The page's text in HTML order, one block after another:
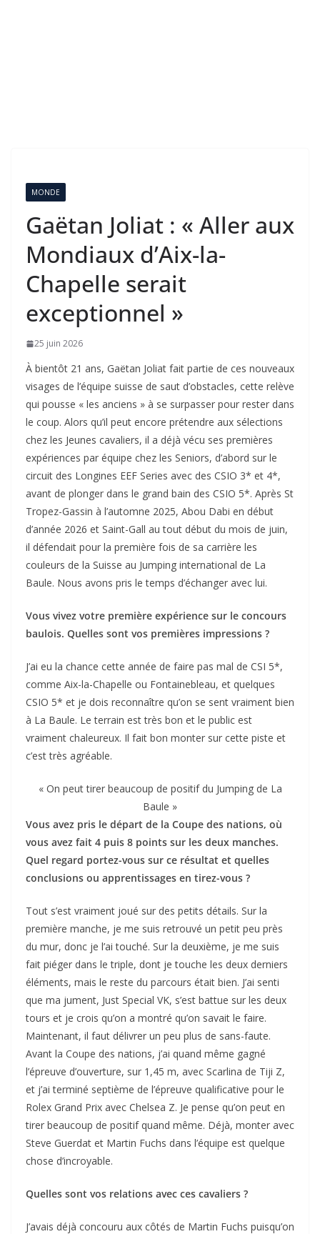
MONDE
Gaëtan Joliat : « Aller aux
Mondiaux d’Aix-la-
Chapelle serait
exceptionnel »
25 juin 2026
À bientôt 21 ans, Gaëtan Joliat fait partie de ces nouveaux
visages de l’équipe suisse de saut d’obstacles, cette relève
qui pousse « les anciens » à se surpasser pour rester dans
le coup. Alors qu’il peut encore prétendre aux sélections
chez les Jeunes cavaliers, il a déjà vécu ses premières
expériences par équipe chez les Seniors, d’abord sur le
circuit des Longines EEF Series avec des CSIO 3* et 4*,
avant de plonger dans le grand bain des CSIO 5*. Après St
Tropez-Gassin à l’automne 2025, Abou Dabi en début
d’année 2026 et Saint-Gall au tout début du mois de juin,
il défendait pour la première fois de sa carrière les
couleurs de la Suisse au Jumping international de La
Baule. Nous avons pris le temps d’échanger avec lui.
Vous vivez votre première expérience sur le concours
baulois. Quelles sont vos premières impressions ?
J’ai eu la chance cette année de faire pas mal de CSI 5*,
comme Aix-la-Chapelle ou Fontainebleau, et quelques
CSIO 5* et je dois reconnaître qu’on se sent vraiment bien
à La Baule. Le terrain est très bon et le public est
vraiment chaleureux. Il fait bon monter sur cette piste et
c’est très agréable.
« On peut tirer beaucoup de positif du Jumping de La
Baule »
Vous avez pris le départ de la Coupe des nations, où
vous avez fait 4 puis 8 points sur les deux manches.
Quel regard portez-vous sur ce résultat et quelles
conclusions ou apprentissages en tirez-vous ?
Tout s’est vraiment joué sur des petits détails. Sur la
première manche, je me suis retrouvé un petit peu près
du mur, donc je l’ai touché. Sur la deuxième, je me suis
fait piéger dans le triple, dont je touche les deux derniers
éléments, mais le reste du parcours était bien. J’ai senti
que ma jument, Just Special VK, s’est battue sur les deux
tours et je crois qu’on a montré qu’on savait le faire.
Maintenant, il faut délivrer un peu plus de sans-faute.
Avant la Coupe des nations, j’ai quand même gagné
l’épreuve d’ouverture, sur 1,45 m, avec Scarlina de Tiji Z,
et j’ai terminé septième de l’épreuve qualificative pour le
Rolex Grand Prix avec Chelsea Z. Je pense qu’on peut en
tirer beaucoup de positif quand même. Déjà, monter avec
Steve Guerdat et Martin Fuchs dans l’équipe est quelque
chose d’incroyable.
Quelles sont vos relations avec ces cavaliers ?
J’avais déjà concouru aux côtés de Martin Fuchs puisqu’on